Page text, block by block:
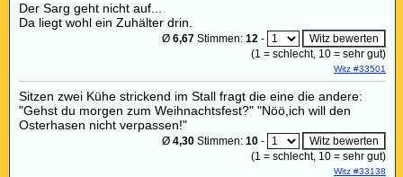
Der Sarg geht nicht auf...
Da liegt wohl ein Zuhälter drin.
Ø 6,67 Stimmen: 12 -
(1 = schlecht, 10 = sehr gut)
Witz #33501
Sitzen zwei Kühe strickend im Stall fragt die eine die andere:
"Gehst du morgen zum Weihnachtsfest?" "Nöö,ich will den
Osterhasen nicht verpassen!"
Ø 4,30 Stimmen: 10 -
(1 = schlecht, 10 = sehr gut)
Witz #33138